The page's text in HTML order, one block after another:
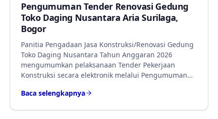
Pengumuman Tender Renovasi Gedung
Toko Daging Nusantara Aria Surilaga,
Bogor
Panitia Pengadaan Jasa Konstruksi/Renovasi Gedung
Toko Daging Nusantara Tahun Anggaran 2026
mengumumkan pelaksanaan Tender Pekerjaan
Konstruksi secara elektronik melalui Pengumuman…
Baca selengkapnya